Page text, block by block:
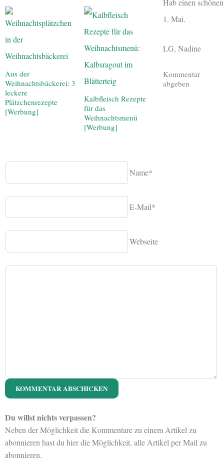
Aus der
Weihnachtsbäckerei: 3
leckere
Plätzchenrezepte
[Werbung]
Kalbfleisch Rezepte
für das
Weihnachtsmenü
[Werbung]
Hab einen schönen
1. Mai.
LG, Nadine
Kommentar
abgeben
Name*
E-Mail*
Webseite
Du willst nichts verpassen?
Neben der Möglichkeit die Kommentare zu einem Artikel zu
abonnieren hast du hier die Möglichkeit, alle Artikel per Mail zu
abonnieren.